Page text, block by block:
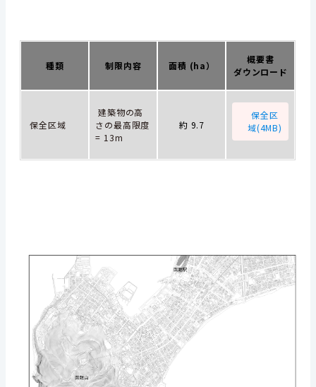
種類 制限内容 面積 (ha）
概要書
ダウンロード
保全区域
建築物の高
さの最高限度
= 13m
約 9.7
保全区
域(4MB)